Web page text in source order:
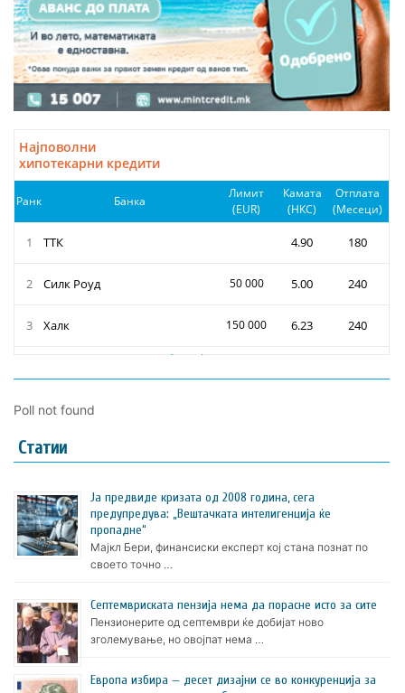
Poll not found
Статии
Ја предвиде кризата од 2008 година, сега
предупредува: „Вештачката интелигенција ќе
пропадне“
Мајкл Бери, финансиски експерт кој стана познат по
своето точно …
Септемвриската пензија нема да порасне исто за сите
Пензионерите од септември ќе добијат ново
зголемување, но овојпат нема …
Европа избира — десет дизајни се во конкуренција за